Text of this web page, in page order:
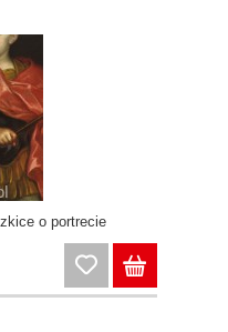
o portrecie